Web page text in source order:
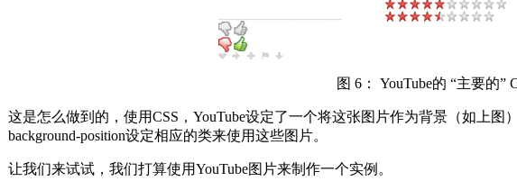
图 6： YouTube的 “主要的”
这是怎么做到的，使用CSS，YouTube设定了一个将这张图片作为背景（如上图
background-position设定相应的类来使用这些图片。
让我们来试试，我们打算使用YouTube图片来制作一个实例。